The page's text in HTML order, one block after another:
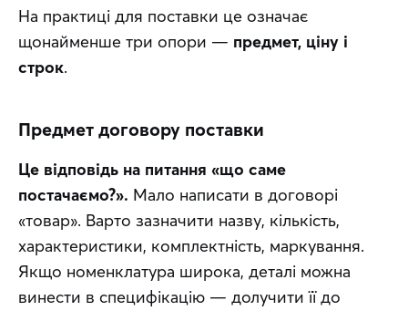
На практиці для поставки це означає
щонайменше три опори — предмет, ціну і
строк.
Предмет договору поставки
Це відповідь на питання «що саме
постачаємо?». Мало написати в договорі
«товар». Варто зазначити назву, кількість,
характеристики, комплектність, маркування.
Якщо номенклатура широка, деталі можна
винести в специфікацію — долучити її до